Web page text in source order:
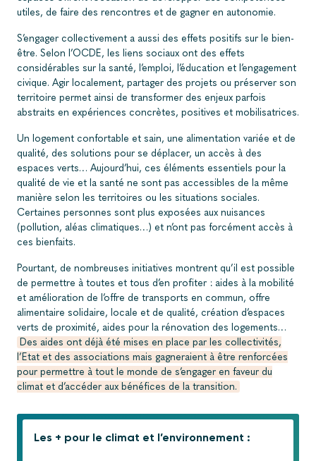
utiles, de faire des rencontres et de gagner en autonomie.
S’engager collectivement a aussi des effets positifs sur le bien-
être. Selon l’OCDE, les liens sociaux ont des effets
considérables sur la santé, l’emploi, l’éducation et l’engagement
civique. Agir localement, partager des projets ou préserver son
territoire permet ainsi de transformer des enjeux parfois
abstraits en expériences concrètes, positives et mobilisatrices.
Un logement confortable et sain, une alimentation variée et de
qualité, des solutions pour se déplacer, un accès à des
espaces verts… Aujourd’hui, ces éléments essentiels pour la
qualité de vie et la santé ne sont pas accessibles de la même
manière selon les territoires ou les situations sociales.
Certaines personnes sont plus exposées aux nuisances
(pollution, aléas climatiques…) et n’ont pas forcément accès à
ces bienfaits.
Pourtant, de nombreuses initiatives montrent qu’il est possible
de permettre à toutes et tous d’en profiter : aides à la mobilité
et amélioration de l’offre de transports en commun, offre
alimentaire solidaire, locale et de qualité, création d’espaces
verts de proximité, aides pour la rénovation des logements…
Des aides ont déjà été mises en place par les collectivités,
l’Etat et des associations mais gagneraient à être renforcées
pour permettre à tout le monde de s’engager en faveur du
climat et d’accéder aux bénéfices de la transition.
Les + pour le climat et l’environnement :